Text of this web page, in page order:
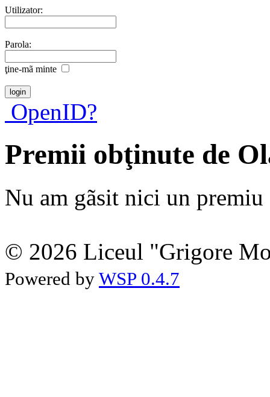
Utilizator:
Parola:
ţine-mã minte
OpenID?
Premii obţinute de
Nu am gãsit nici un premiu
© 2026 Liceul "Grigore
Powered by WSP 0.4.7